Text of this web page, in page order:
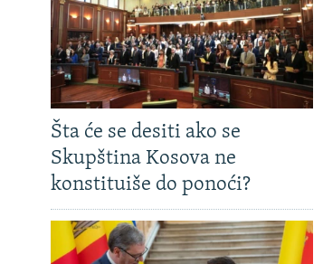
Šta će se desiti ako se
Skupština Kosova ne
konstituiše do ponoći?